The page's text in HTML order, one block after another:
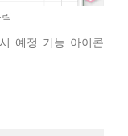
예정 기능 아이콘